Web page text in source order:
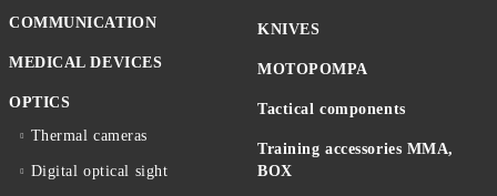
COMMUNICATION
MEDICAL DEVICES
OPTICS
Thermal cameras
Digital optical sight
KNIVES
MOTOPOMPA
Tactical components
Training accessories MMA,
BOX